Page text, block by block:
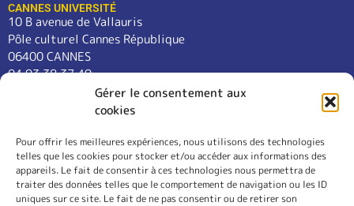
Gérer le consentement aux
cookies
Pour offrir les meilleures expériences, nous utilisons des technologies
telles que les cookies pour stocker et/ou accéder aux informations des
appareils. Le fait de consentir à ces technologies nous permettra de
traiter des données telles que le comportement de navigation ou les ID
uniques sur ce site. Le fait de ne pas consentir ou de retirer son
CANNES UNIVERSITÉ
10 B avenue de Vallauris
Pôle culturel Cannes République
06400 CANNES
04 93 38 37 49
contact@cannes-universite.fr
COURS
LANGUES
CONFÉRENCES
SORTIES